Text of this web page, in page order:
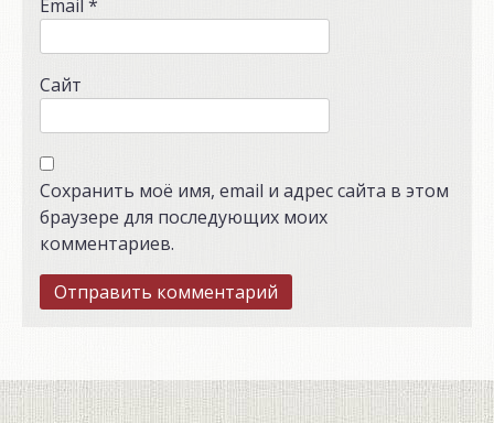
Email *
Сайт
Сохранить моё имя, email и адрес сайта в этом
браузере для последующих моих
комментариев.